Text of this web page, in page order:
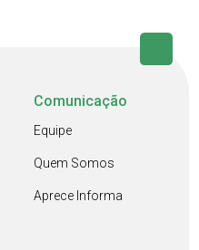
Comunicação
Equipe
Quem Somos
Aprece Informa